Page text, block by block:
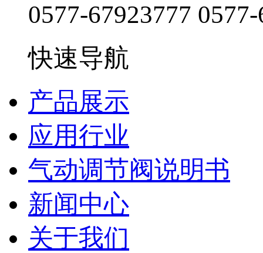
0577-67923777
快速导航
产品展示
应用行业
气动调节阀说明书
新闻中心
关于我们